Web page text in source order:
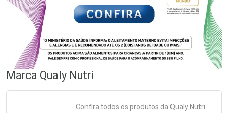
Marca Qualy Nutri
Confira todos os produtos da Qualy Nutri